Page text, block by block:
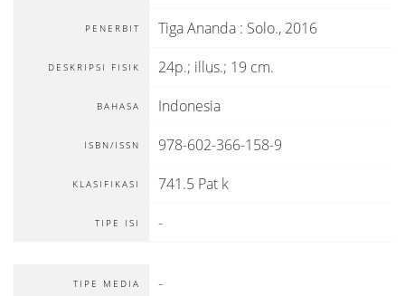
PENERBIT Tiga Ananda : Solo., 2016
DESKRIPSI FISIK 24p.; illus.; 19 cm.
BAHASA Indonesia
ISBN/ISSN 978-602-366-158-9
KLASIFIKASI 741.5 Pat k
TIPE ISI -
TIPE MEDIA -